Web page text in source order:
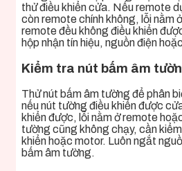
thử điều khiển cửa. Nếu remote
còn remote chính không, lỗi nằm
remote đều không điều khiển
hộp nhận tín hiệu, nguồn điện
Kiểm tra nút bấm âm
Thử nút bấm âm tường để phân
nếu nút tường điều khiển được
khiển được, lỗi nằm ở remote
tường cũng không chạy, cần
khiển hoặc motor. Luôn ngắt
bấm âm tường.